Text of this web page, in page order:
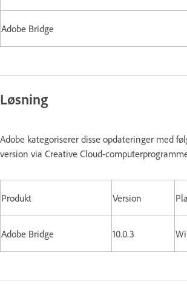
Adobe Bridge
Løsning
Adobe kategoriserer disse opdateringer med
version via Creative Cloud-
Produkt Version
Adobe Bridge 10.0.3